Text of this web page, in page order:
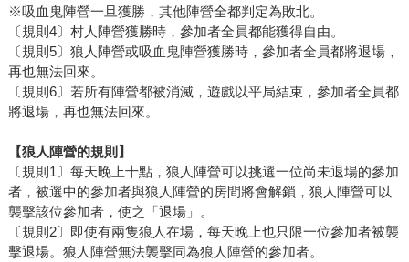
※吸血鬼陣營一旦獲勝，其他陣營全都判定為敗北。
〔規則4〕村人陣營獲勝時，參加者全員都能獲得自由。
〔規則5〕狼人陣營或吸血鬼陣營獲勝時，參加者全員都將退場，
再也無法回來。
〔規則6〕若所有陣營都被消滅，遊戲以平局結束，參加者全員都
將退場，再也無法回來。
【狼人陣營的規則】
〔規則1〕每天晚上十點，狼人陣營可以挑選一位尚未退場的參加
者，被選中的參加者與狼人陣營的房間將會解鎖，狼人陣營可以
襲擊該位參加者，使之「退場」。
〔規則2〕即使有兩隻狼人在場，每天晚上也只限一位參加者被襲
擊退場。狼人陣營無法襲擊同為狼人陣營的參加者。